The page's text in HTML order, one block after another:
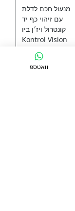
מנעול חכם לדלת
עם זיהוי כף יד
קונטרול ויז׳ן ביו
Kontrol Vision
מחיר מבצע
וואטספ